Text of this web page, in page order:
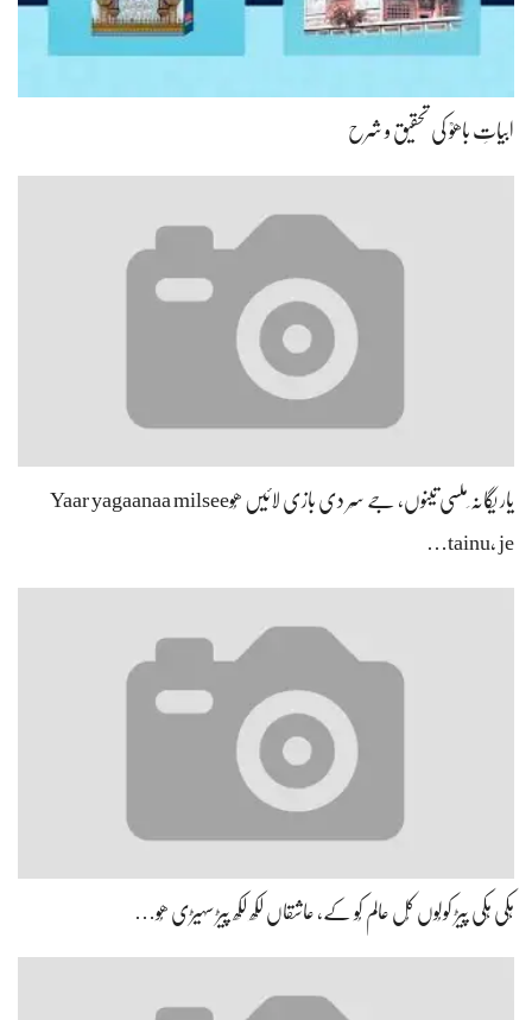
ابیاتِ باھوؒ کی تحقیق و شرح
یار یگانہ ِملسی تینوں، جے سِر دی بازی لائیں ھُوYaar yagaanaa milsee
tainu, je…
ہِکی ہِکی پیڑ کولُوں کُل عالم کُو کے، عاشقاں لکھ لکھ پیڑ سہیڑی ھُو…